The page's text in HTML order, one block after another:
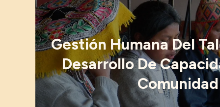
Gestión Humana Del
Desarrollo De
Comunidad